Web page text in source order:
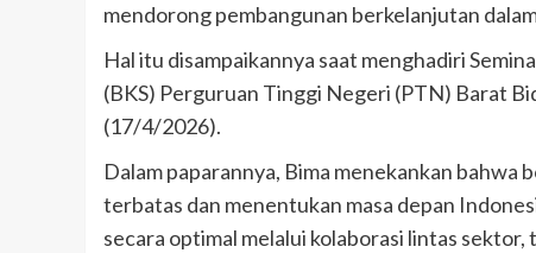
mendorong pembangunan berkelanjutan
Hal itu disampaikannya saat menghadiri
(BKS) Perguruan Tinggi Negeri (PTN) Barat
(17/4/2026).
Dalam paparannya, Bima menekankan
terbatas dan menentukan masa depan
secara optimal melalui kolaborasi lintas